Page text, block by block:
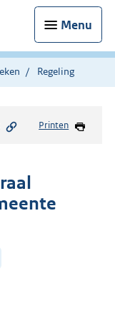
Menu
Regeling
Printen